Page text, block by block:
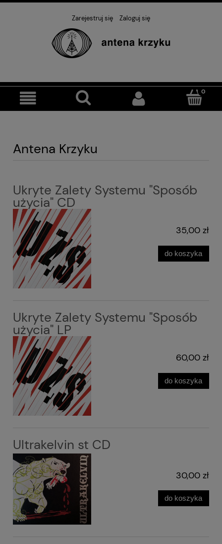
Zarejestruj się Zaloguj się
Antena Krzyku
Ukryte Zalety Systemu "Sposób
użycia" CD
35,00 zł
do koszyka
Ukryte Zalety Systemu "Sposób
użycia" LP
60,00 zł
do koszyka
Ultrakelvin st CD
30,00 zł
do koszyka